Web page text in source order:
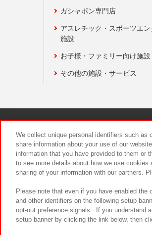
ガシャポン専門店
アスレチック・スポーツエン
施設
お子様・ファミリー向け施設
その他の施設・サービス
We collect unique personal identifiers such
share information about your use of our
information that you have provided to them or
to see more details about how we use
sharing of your information with our partners.
Please note that even if you have enabled
and other identifiers on the following setup
opt-out preference signals . If you understand
setup banner by clicking the link below, then